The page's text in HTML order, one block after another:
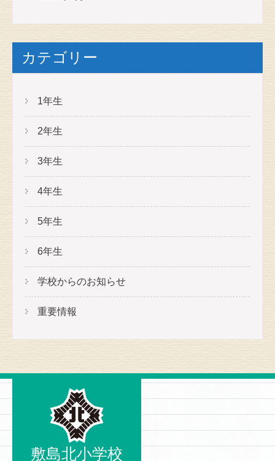
カテゴリー
1年生
2年生
3年生
4年生
5年生
6年生
学校からのお知らせ
重要情報
敷島北小学校